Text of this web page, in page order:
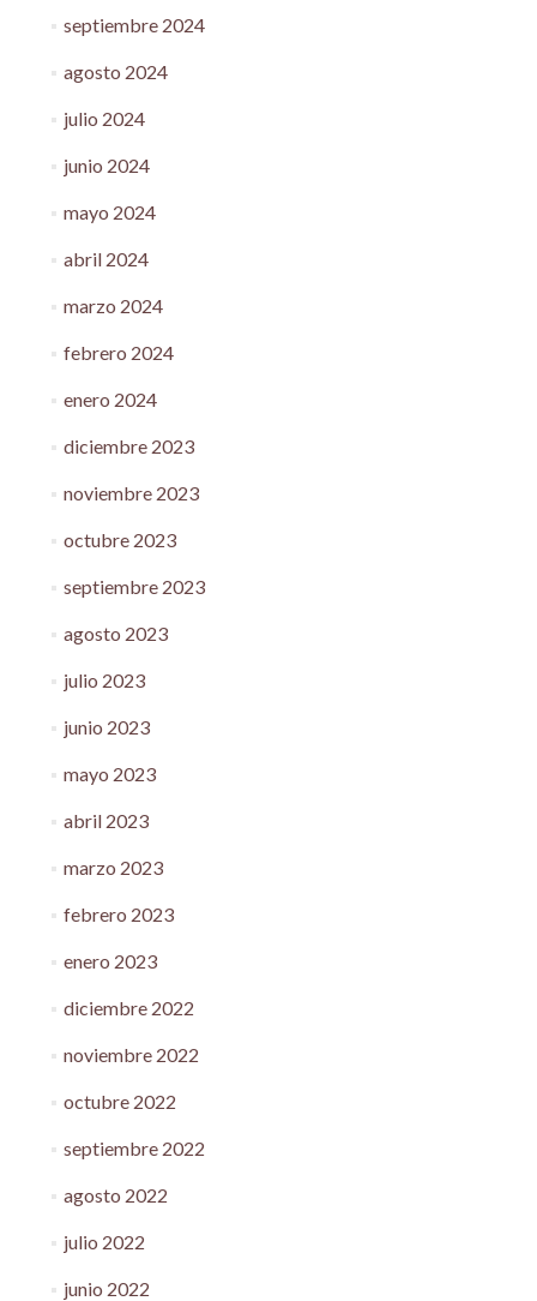
septiembre 2024
agosto 2024
julio 2024
junio 2024
mayo 2024
abril 2024
marzo 2024
febrero 2024
enero 2024
diciembre 2023
noviembre 2023
octubre 2023
septiembre 2023
agosto 2023
julio 2023
junio 2023
mayo 2023
abril 2023
marzo 2023
febrero 2023
enero 2023
diciembre 2022
noviembre 2022
octubre 2022
septiembre 2022
agosto 2022
julio 2022
junio 2022